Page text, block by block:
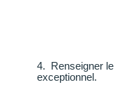
4. Renseigner le
exceptionnel.